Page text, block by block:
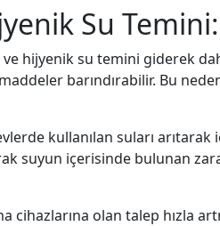
Su
ve hijyenik su temini giderek
barındırabilir. Bu
kullanılan suları
suyun içerisinde bulunan
cihazlarına olan talep hızla